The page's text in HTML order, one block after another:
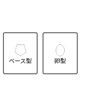
ベース型 卵型